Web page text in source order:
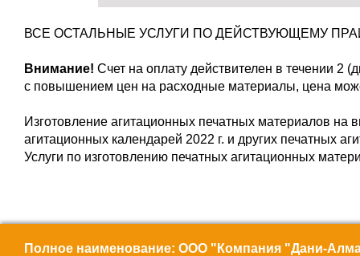
ВСЕ ОСТАЛЬНЫЕ УСЛУГИ ПО ДЕЙСТВУЮЩЕМУ
Внимание! Счет на оплату действителен в течении 2
с повышением цен на расходные материалы, цена
Изготовление агитационных печатных материалов на
агитационных календарей 2022 г. и других печатных
Услуги по изготовлению печатных агитационных
Полное наименование: ООО "Компания "Дани-